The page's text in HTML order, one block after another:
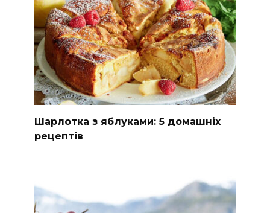
Шарлотка з яблуками: 5 домашніх
рецептів